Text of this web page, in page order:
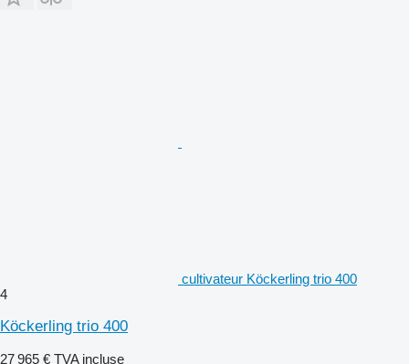
cultivateur Köckerling trio 400
4
Köckerling trio 400
27 965 € TVA incluse